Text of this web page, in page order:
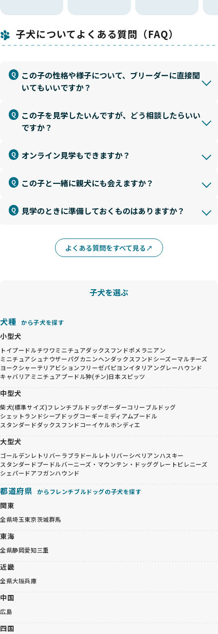
子犬についてよくある質問（FAQ）
この子の性格や様子について、ブリーダーに直接聞
いてもいいですか？
この子を見学したいんですが、どう相談したらいい
ですか？
オンライン見学もできますか？
この子と一緒に親犬にも会えますか？
見学のときに準備しておくものはありますか？
よくある質問をすべて見る
子犬を選ぶ
犬種 から子犬を探す
小型犬
トイプードルチワワミニチュアダックスフンドポメラニアン
ミニチュアシュナウザーパグカニンヘンダックスフンドシーズーマルチーズ
ヨークシャーテリアビションフリーゼパピヨンイタリアングレーハウンド
キャバリア ミニチュアプードル狆(チン)日本スピッツ
中型犬
柴犬(標準サイズ)フレンチブルドッグボーダーコリーブルドッグ
シェットランドシープドッグコーギーミディアムプードル
スタンダードダックスフンドコーイケルホンディエ
大型犬
ゴールデンレトリバー ラブラドールレトリバーシベリアンハスキー
スタンダードプードルバーニーズ・マウンテン・ドッググレートピレニーズ
シェパードアフガンハウンド
都道府県 からフレンチブルドッグの子犬を探す
関東
全県埼玉東京茨城群馬
東海
全県静岡愛知三重
近畿
全県大阪兵庫
中国
広島
四国